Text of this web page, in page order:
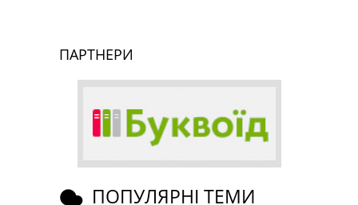
ПАРТНЕРИ
ПОПУЛЯРНІ ТЕМИ